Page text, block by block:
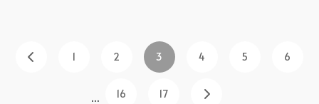
1 2 3 4 5 6
... 16 17